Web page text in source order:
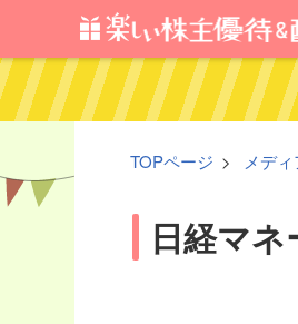
TOPページ メデ
日経マ